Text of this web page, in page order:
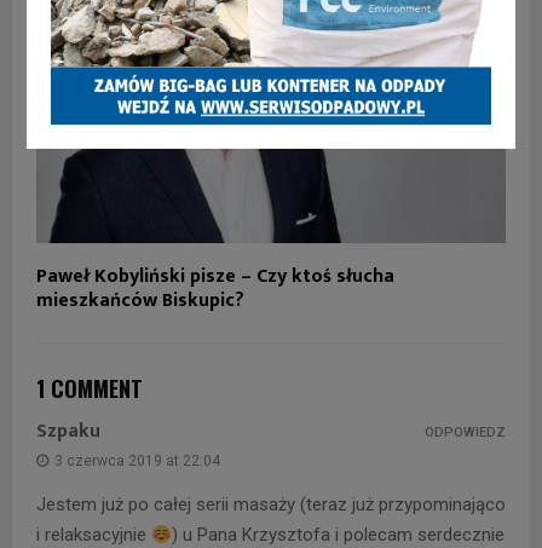
Paweł Kobyliński pisze – Czy ktoś słucha
mieszkańców Biskupic?
1 COMMENT
Szpaku
3 czerwca 2019 at 22:04
Jestem już po całej serii masaży (teraz już przypominająco
i relaksacyjnie
) u Pana Krzysztofa i polecam serdecznie
ODPOWIEDZ